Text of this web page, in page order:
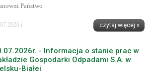
Państwo
r. czytaj więcej »
- Informacja o stanie prac w
Gospodarki Odpadami S.A. w
Białej